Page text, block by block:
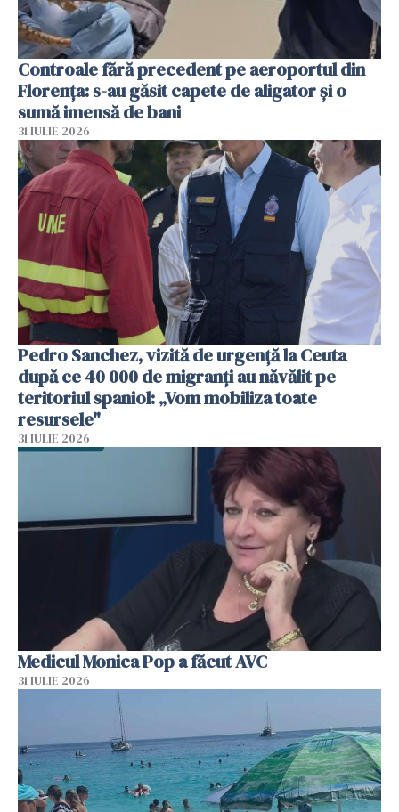
Controale fără precedent pe aeroportul din
Florența: s-au găsit capete de aligator și o
sumă imensă de bani
31 IULIE 2026
Pedro Sanchez, vizită de urgență la Ceuta
după ce 40 000 de migranți au năvălit pe
teritoriul spaniol: „Vom mobiliza toate
resursele"
31 IULIE 2026
Medicul Monica Pop a făcut AVC
31 IULIE 2026